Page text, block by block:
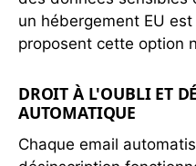
un hébergement EU
proposent cette option
DROIT À L'OUBLI ET
AUTOMATIQUE
Chaque email